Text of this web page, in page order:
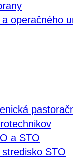
operačného
a STO
STO